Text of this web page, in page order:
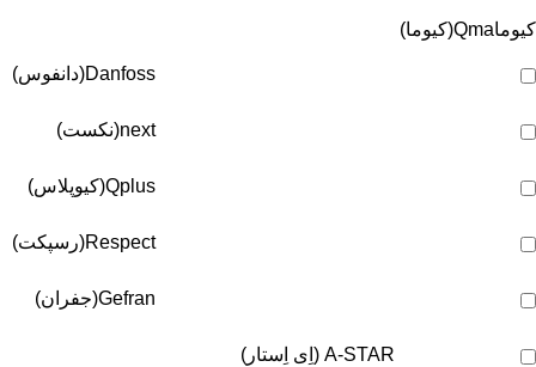
کیوماQma(کیوما)
Danfoss(دانفوس)
next(نکست)
Qplus(کیوپلاس)
Respect(رسپکت)
Gefran(جفران)
A-STAR (اِی اِستار)